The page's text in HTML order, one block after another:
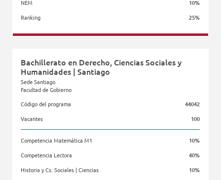
NEM 10%
Ranking 25%
Facultad de Arquitectura y Arte
Bachillerato en Derecho, Ciencias Sociales y
Humanidades | Santiago
Sede Santiago
Facultad de Gobierno
Código del programa
44042
Vacantes 100
Competencia Matemática M1 10%
Competencia Lectora 40%
Historia y Cs. Sociales | Ciencias 10%